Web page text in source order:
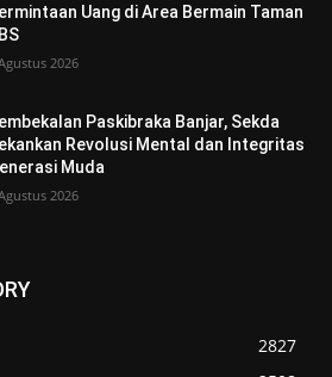
Uang di Area Bermain Taman
2026
Paskibraka Banjar, Sekda
Revolusi Mental dan Integritas
Muda
2026
2827